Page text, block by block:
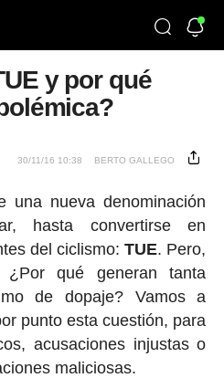
y por qué
30/11/16 10:38 BERTO GALLEGO
una nueva denominación
hasta convertirse en
del ciclismo:TUE. Pero,
qué generan tanta
de dopaje? Vamos a
punto esta cuestión, para
acusaciones injustas o
maliciosas.